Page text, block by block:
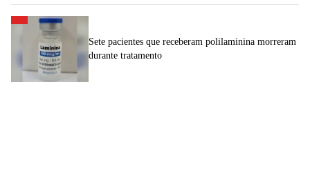
Sete pacientes que receberam polilaminina morreram
durante tratamento